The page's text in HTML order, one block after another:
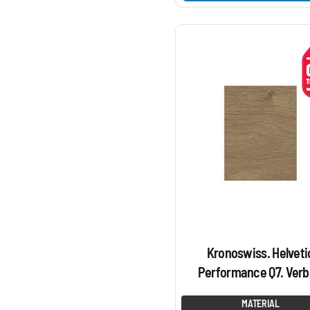
Kronoswiss.
Performance Q7.
MATERIAL